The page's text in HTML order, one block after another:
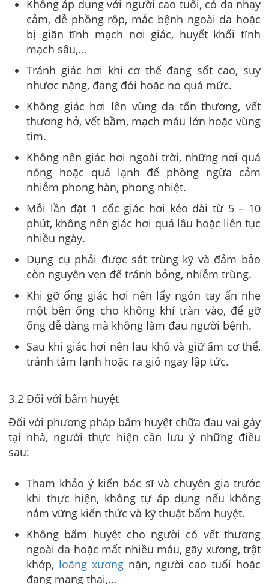
Không áp dụng với người cao tuổi, có da nhạy
cảm, dễ phồng rộp, mắc bệnh ngoài da hoặc
bị giãn tĩnh mạch nơi giác, huyết khối tĩnh
mạch sâu,…
Tránh giác hơi khi cơ thể đang sốt cao, suy
nhược nặng, đang đói hoặc no quá mức.
Không giác hơi lên vùng da tổn thương, vết
thương hở, vết bầm, mạch máu lớn hoặc vùng
tim.
Không nên giác hơi ngoài trời, những nơi quá
nóng hoặc quá lạnh để phòng ngừa cảm
nhiễm phong hàn, phong nhiệt.
Mỗi lần đặt 1 cốc giác hơi kéo dài từ 5 – 10
phút, không nên giác hơi quá lâu hoặc liên tục
nhiều ngày.
Dụng cụ phải được sát trùng kỹ và đảm bảo
còn nguyên vẹn để tránh bỏng, nhiễm trùng.
Khi gỡ ống giác hơi nên lấy ngón tay ấn nhẹ
một bên ống cho không khí tràn vào, để gỡ
ống dễ dàng mà không làm đau người bệnh.
Sau khi giác hơi nên lau khô và giữ ấm cơ thể,
tránh tắm lạnh hoặc ra gió ngay lập tức.
3.2 Đối với bấm huyệt
Đối với phương pháp bấm huyệt chữa đau vai gáy
tại nhà, người thực hiện cần lưu ý những điều
sau:
Tham khảo ý kiến bác sĩ và chuyên gia trước
khi thực hiện, không tự áp dụng nếu không
nắm vững kiến thức và kỹ thuật bấm huyệt.
Không bấm huyệt cho người có vết thương
ngoài da hoặc mất nhiều máu, gãy xương, trật
khớp, loãng xươngnặn, người cao tuổi hoặc
đang mang thai,…